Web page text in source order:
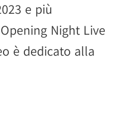
e più
Night Live
è dedicato alla